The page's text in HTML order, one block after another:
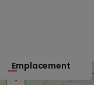
Emplacement
+